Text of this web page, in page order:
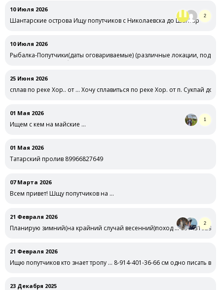
10 Июля 2026
Шантарские острова Ищу попутчиков с Николаевска до Шантар
2
10 Июля 2026
Рыбалка-Попутчики(даты оговариваемые) (различные локации, под
под различную рыбу ) рядом с …
25 Июня 2026
сплав по реке Хор.. от … Хочу сплавиться по реке Хор. от п. Сукпай до
01 Мая 2026
Ищем с кем на майские …
1
01 Мая 2026
Татарский пролив 89966827649
07 Марта 2026
Всем привет! Шщу попутчиков на …
21 Февраля 2026
Планирую зимний(на крайний случай весенний)поход … 89143192990
2
21 Февраля 2026
Ищю попутчиков кто знает тропу … 8-914-401-36-66 см одно писать в тг
23 Декабря 2025